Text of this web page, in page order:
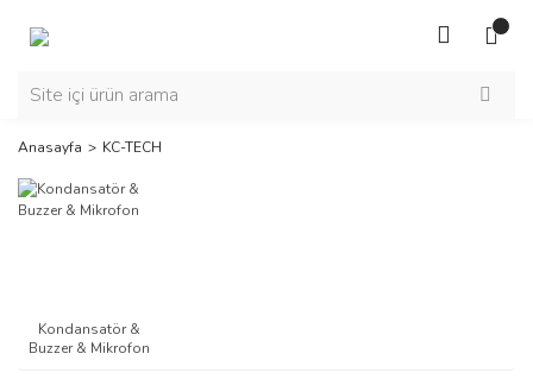
Anasayfa KC-TECH
Kondansatör &
Buzzer & Mikrofon